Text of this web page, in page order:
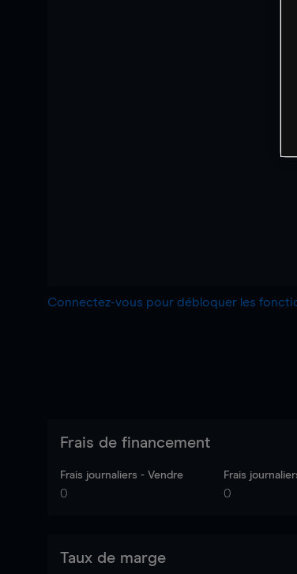
Connectez-vous pour débloquer les
Frais de financement
Frais journaliers - Vendre
0
Frais
0
Taux de marge